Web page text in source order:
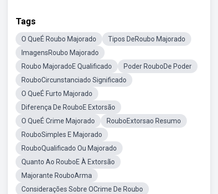
Tags
O QueÉ Roubo Majorado
Tipos DeRoubo Majorado
ImagensRoubo Majorado
Roubo MajoradoE Qualificado
Poder RouboDe Poder
RouboCircunstanciado Significado
O QueÉ Furto Majorado
Diferença De RouboE Extorsão
O QueÉ Crime Majorado
RouboExtorsao Resumo
RouboSimples E Majorado
RouboQualificado Ou Majorado
Quanto Ao RouboE À Extorsão
Majorante RouboArma
Considerações Sobre OCrime De Roubo